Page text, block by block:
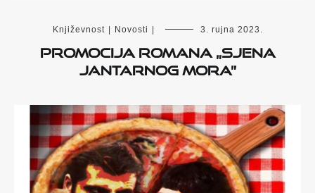
Književnost Novosti 3. rujna 2023.
Promocija romana „Sjena
Jantarnog mora”